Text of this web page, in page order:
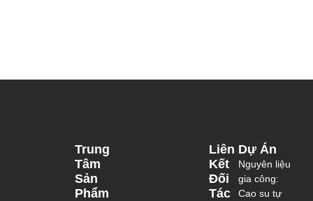
Liên
Kết
Đối
Tác
Trung
Tâm
Sản
Phẩm
Dự Án
Nguyên liệu
gia công:
Cao su tự